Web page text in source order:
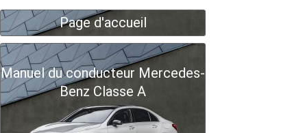
Page d'accueil
Manuel du conducteur Mercedes-
Benz Classe A